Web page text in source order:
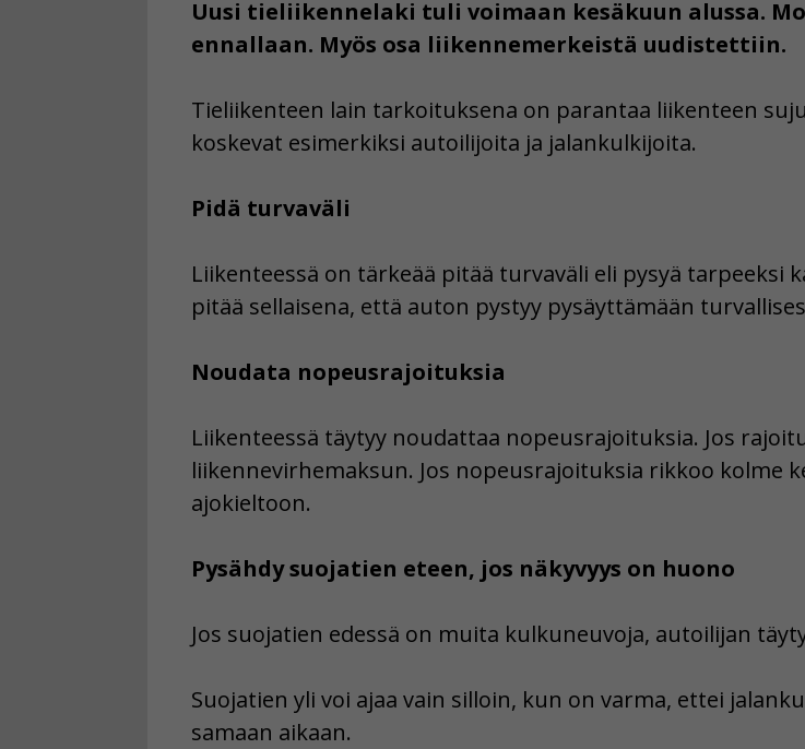
Uusi tieliikennelaki tuli voimaan kesäkuun alussa.
ennallaan. Myös osa liikennemerkeistä uudistettiin.
Tieliikenteen lain tarkoituksena on parantaa liikenteen
koskevat esimerkiksi autoilijoita ja jalankulkijoita.
Pidä turvaväli
Liikenteessä on tärkeää pitää turvaväli eli pysyä tarpeeksi
pitää sellaisena, että auton pystyy pysäyttämään
Noudata nopeusrajoituksia
Liikenteessä täytyy noudattaa nopeusrajoituksia. Jos
liikennevirhemaksun. Jos nopeusrajoituksia rikkoo kolme
ajokieltoon.
Pysähdy suojatien eteen, jos näkyvyys on huono
Jos suojatien edessä on muita kulkuneuvoja, autoilijan
Suojatien yli voi ajaa vain silloin, kun on varma, ettei
samaan aikaan.